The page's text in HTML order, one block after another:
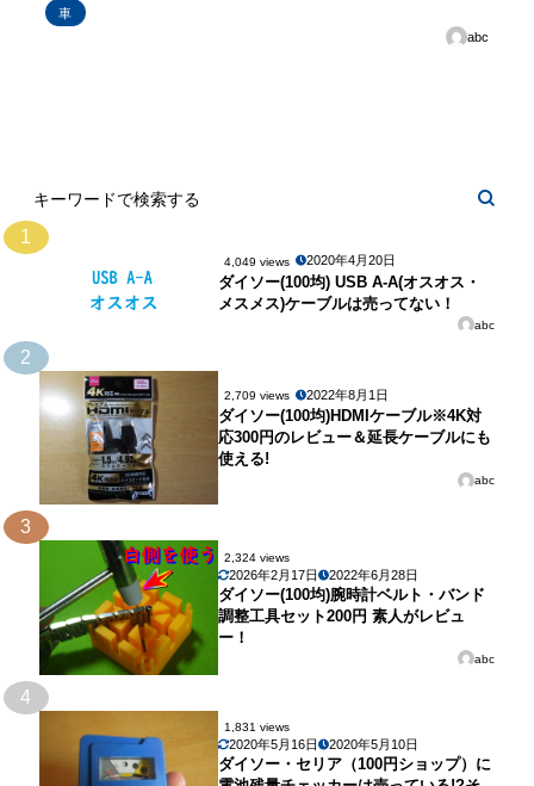
車
abc
1
4,049 views 2020年4月20日
ダイソー(100均) USB A-A(オスオス・
メスメス)ケーブルは売ってない！
abc
2
2,709 views 2022年8月1日
ダイソー(100均)HDMIケーブル※4K対
応300円のレビュー＆延長ケーブルにも
使える!
abc
3
2,324 views
2026年2月17日 2022年6月28日
ダイソー(100均)腕時計ベルト・バンド
調整工具セット200円 素人がレビュ
ー！
abc
4
1,831 views
2020年5月16日 2020年5月10日
ダイソー・セリア（100円ショップ）に